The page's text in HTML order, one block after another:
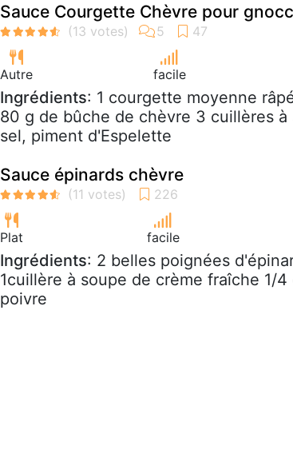
Sauce Courgette Chèvre pour
Autre facile
Ingrédients: 1 courgette moyenne
80 g de bûche de chèvre 3 cuillères à
sel, piment d'Espelette
Sauce épinards chèvre
Plat facile
Ingrédients: 2 belles poignées
1cuillère à soupe de crème fraîche 1/
poivre